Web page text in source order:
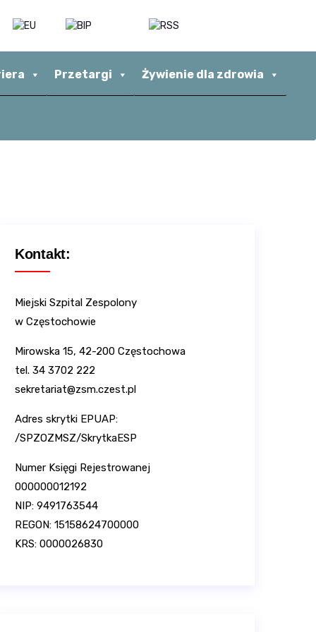
Przetargi Żywienie dla zdrowia
Kontakt:
Miejski Szpital Zespolony
w Częstochowie
Mirowska 15, 42-200 Częstochowa
tel. 34 3702 222
sekretariat@zsm.czest.pl
Adres skrytki EPUAP:
/SPZOZMSZ/SkrytkaESP
Numer Księgi Rejestrowanej
000000012192
NIP: 9491763544
REGON: 15158624700000
KRS: 0000026830